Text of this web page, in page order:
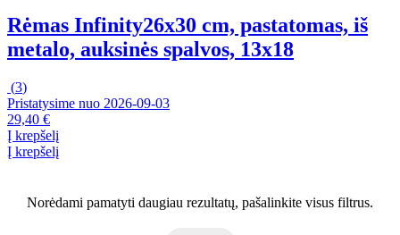
Rėmas Infinity26x30 cm, pastatomas, iš
metalo, auksinės spalvos, 13x18
(3)
Pristatysime nuo 2026‑09‑03
29,40 €
Į krepšelį
Į krepšelį
Norėdami pamatyti daugiau rezultatų, pašalinkite visus filtrus.